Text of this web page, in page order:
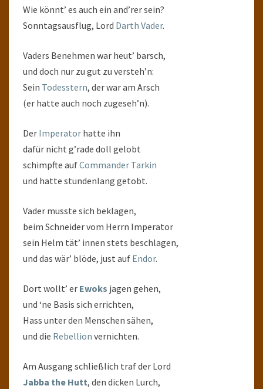
Wie könnt’ es auch ein and’rer sein?
Sonntagsausflug, Lord Darth Vader.
Vaders Benehmen war heut’ barsch,
und doch nur zu gut zu versteh’n:
Sein Todesstern, der war am Arsch
(er hatte auch noch zugeseh’n).
Der Imperator hatte ihn
dafür nicht g’rade doll gelobt
schimpfte aufCommander Tarkin
und hatte stundenlang getobt.
Vader musste sich beklagen,
beim Schneider vom Herrn Imperator
sein Helm tät’ innen stets beschlagen,
und das wär’ blöde, just auf Endor.
Dort wollt’ er Ewoks jagen gehen,
und ‘ne Basis sich errichten,
Hass unter den Menschen sähen,
und die Rebellion vernichten.
Am Ausgang schließlich traf der Lord
Jabba the Hutt, den dicken Lurch,